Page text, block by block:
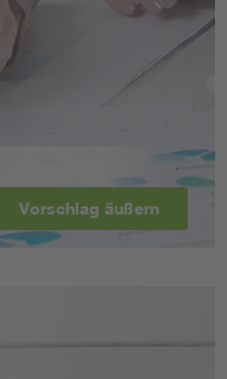
Vorschlag äußern